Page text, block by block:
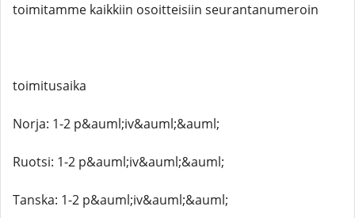
toimitamme kaikkiin osoitteisiin seurantanumeroin
toimitusaika
Norja: 1-2 p&auml;iv&auml;&auml;
Ruotsi: 1-2 p&auml;iv&auml;&auml;
Tanska: 1-2 p&auml;iv&auml;&auml;